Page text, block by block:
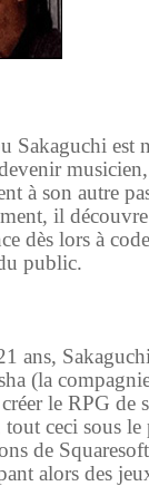
Sakaguchi est
à son autre
il
dès lors à
public.
ans,
(la
le RPG de
tout ceci sous
de
alors des